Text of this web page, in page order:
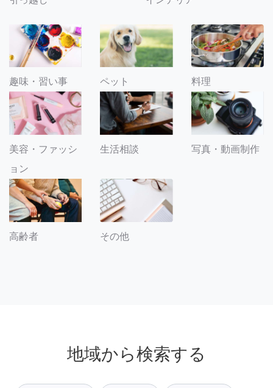
趣味・習い事 ペット 料理
美容・ファッシ
ョン
生活相談 写真・動画制作
高齢者 その他
地域から検索する